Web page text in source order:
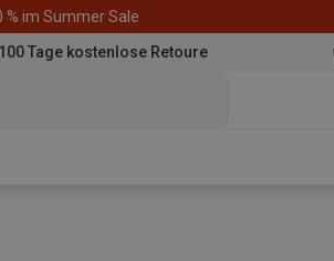
% im Summer Sale
100 Tage kostenlose Retoure